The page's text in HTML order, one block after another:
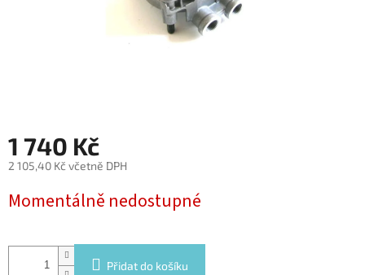
1 740 Kč
2 105,40 Kč včetně DPH
cena:
Momentálně nedostupné
Přidat do košíku